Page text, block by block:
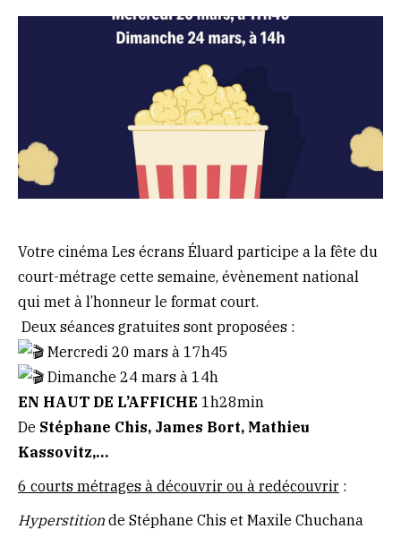
Votre cinéma Les écrans Éluard participe a la fête du
court-métrage cette semaine, évènement national
qui met à l’honneur le format court.
Deux séances gratuites sont proposées :
Mercredi 20 mars à 17h45
Dimanche 24 mars à 14h
EN HAUT DE L’AFFICHE 1h28min
De Stéphane Chis, James Bort, Mathieu
Kassovitz,…
6 courts métrages à découvrir ou à redécouvrir :
Hyperstition de Stéphane Chis et Maxile Chuchana